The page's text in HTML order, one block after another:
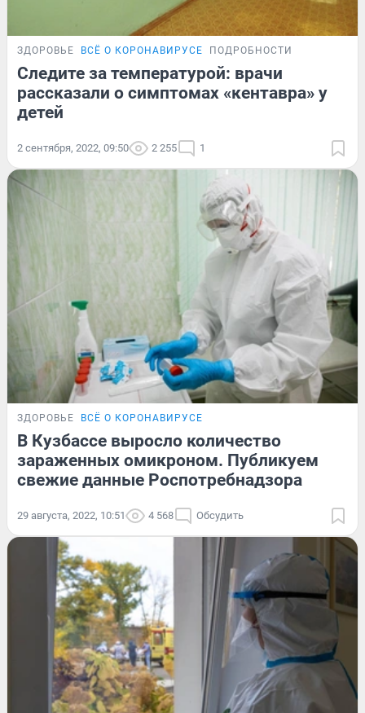
ЗДОРОВЬЕ ВСЁ О КОРОНАВИРУСЕ ПОДРОБНОСТИ
Следите за температурой: врачи
рассказали о симптомах «кентавра» у
детей
2 сентября, 2022, 09:50 2 255 1
ЗДОРОВЬЕ ВСЁ О КОРОНАВИРУСЕ
В Кузбассе выросло количество
зараженных омикроном. Публикуем
свежие данные Роспотребнадзора
29 августа, 2022, 10:51 4 568 Обсудить